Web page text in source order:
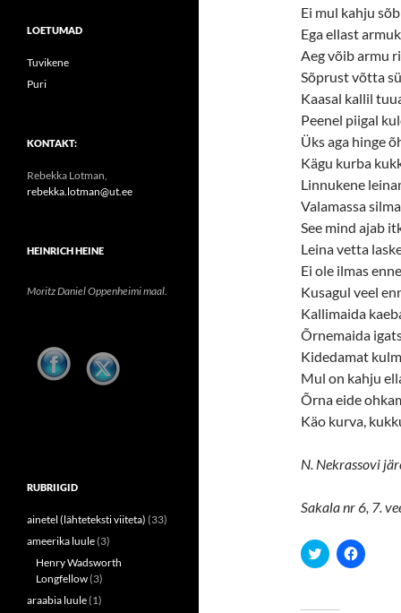
Ei mul kahju
Ega ellast
Aeg võib armu
Sõprust võtta
Kaasal kallil
Peenel piigal
Üks aga hinge
Kägu kurba
Linnukene
Valamassa
See mind ajab
Leina vetta
Ei ole ilmas
Kusagul veel
Kallimaida
Õrnemaida
Kidedamat
Mul on kahju
Õrna eide
Käo kurva,
N. Nekrassovi
Sakala nr 6, 7.
C
l
t
C
l
LOETUMAD
Tuvikene
Puri
KONTAKT:
Rebekka Lotman,
rebekka.lotman@ut.ee
HEINRICH HEINE
Moritz Daniel Oppenheimi maal.
RUBRIIGID
ainetel (lähteteksti viiteta) (33)
ameerika luule(3)
Henry Wadsworth
Longfellow(3)
araabia luule(1)